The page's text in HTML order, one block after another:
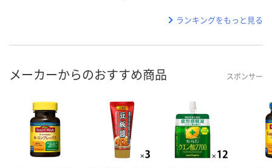
ランキングをもっと見る
メーカーからのおすすめ商品 スポンサー